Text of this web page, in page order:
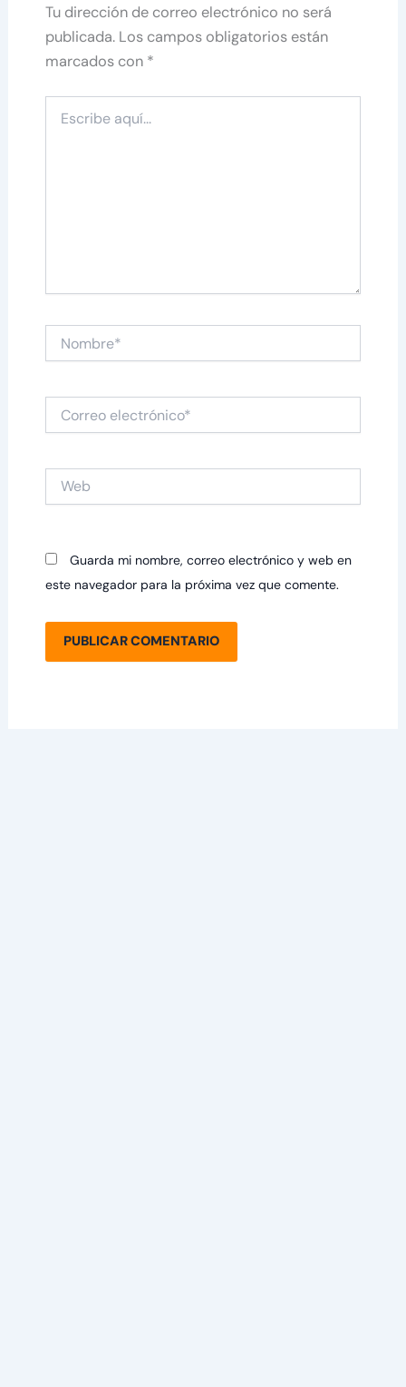
Tu dirección de correo electrónico no será
publicada. Los campos obligatorios están
marcados con *
aquí...
electrónico*
Guarda mi nombre, correo electrónico y web en
este navegador para la próxima vez que comente.